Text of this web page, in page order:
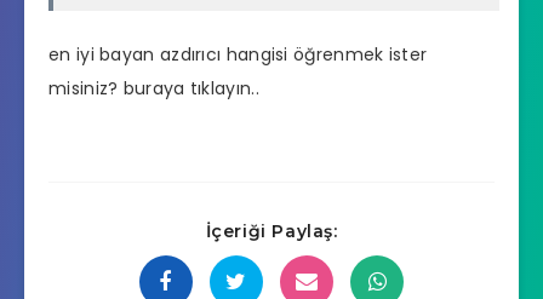
en iyi bayan azdırıcı hangisi öğrenmek ister
misiniz? buraya tıklayın..
İçeriği Paylaş: